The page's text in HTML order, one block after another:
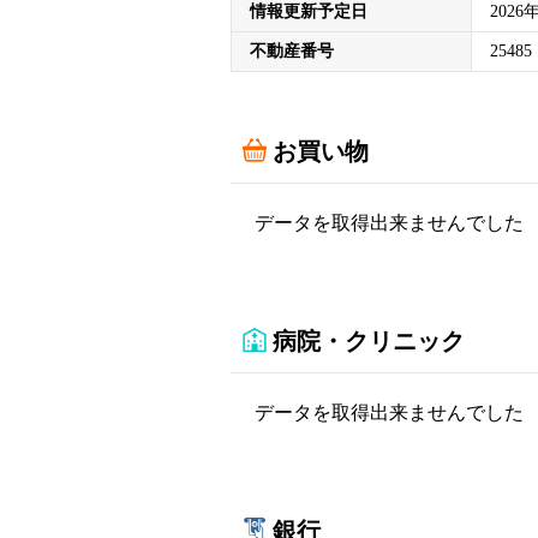
情報更新予定日 2026
不動産番号 25485
お買い物
データを取得出来ませんでした
病院・クリニック
データを取得出来ませんでした
銀行